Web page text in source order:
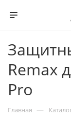
Remax
Pro
Главная —